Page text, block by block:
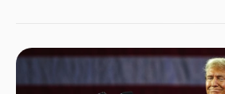
공약으로 불법 이민자 추방 문제를 내걸었다. 그
이민자 유입이 급격하게 늘었고, 살인 전과가 있
가까이 미국에 유입, 각종 범죄를 저지르고 있다는 주장을 되풀이해왔다.